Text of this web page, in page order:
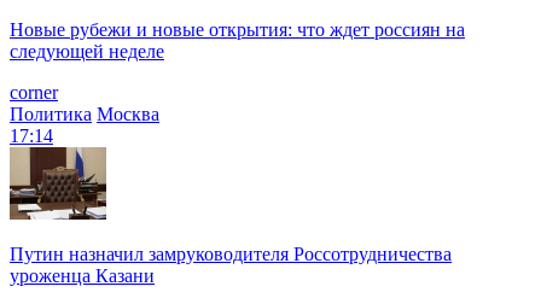
Новые рубежи и новые открытия: что ждет россиян на
следующей неделе
corner
Политика Москва
17:14
Путин назначил замруководителя Россотрудничества
уроженца Казани